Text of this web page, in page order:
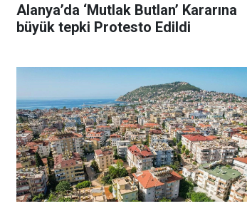
Alanya’da ‘Mutlak Butlan’ Kararına
büyük tepki Protesto Edildi